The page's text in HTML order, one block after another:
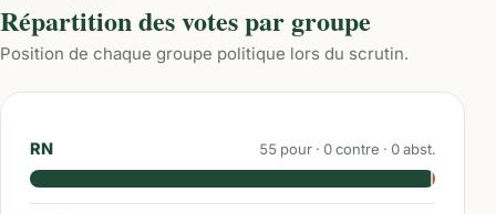
Répartition des votes par groupe
Position de chaque groupe politique lors du scrutin.
RN 55 pour · 0contre · 0abst.